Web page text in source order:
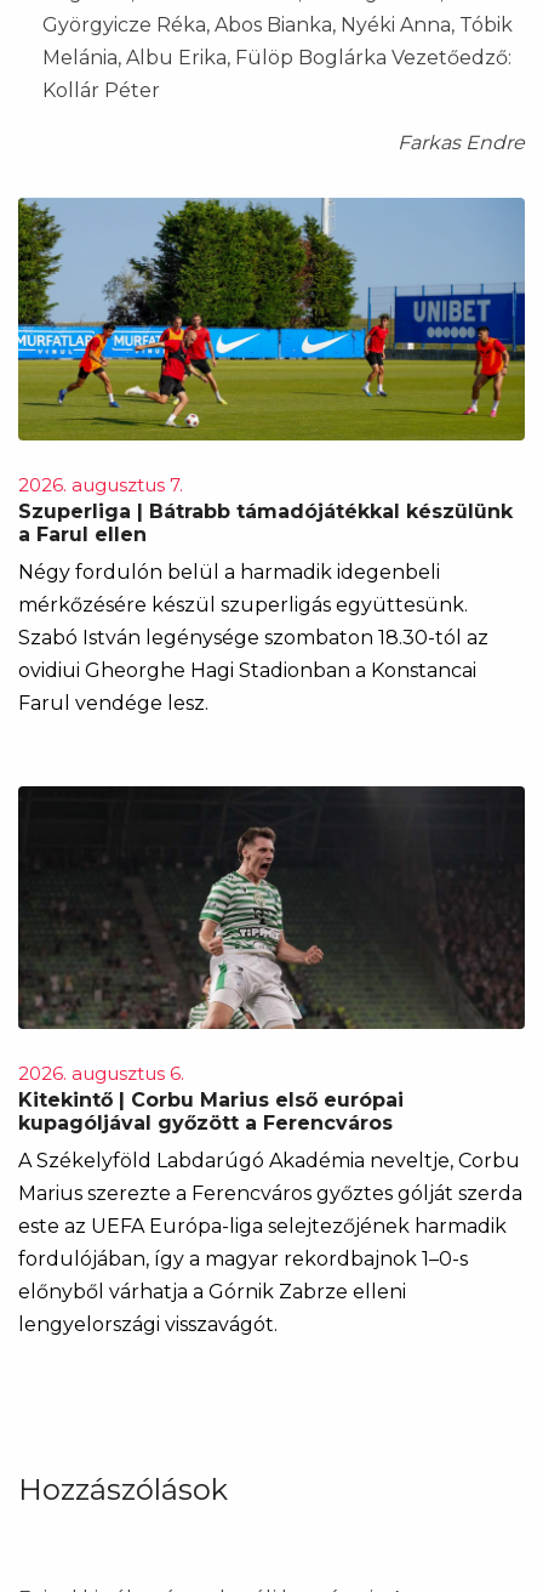
Györgyicze Réka, Abos Bianka, Nyéki Anna, Tóbik
Melánia, Albu Erika, Fülöp Boglárka Vezetőedző:
Kollár Péter
Farkas Endre
2026. augusztus 7.
Szuperliga | Bátrabb támadójátékkal készülünk
a Farul ellen
Négy fordulón belül a harmadik idegenbeli
mérkőzésére készül szuperligás együttesünk.
Szabó István legénysége szombaton 18.30-tól az
ovidiui Gheorghe Hagi Stadionban a Konstancai
Farul vendége lesz.
2026. augusztus 6.
Kitekintő | Corbu Marius első európai
kupagóljával győzött a Ferencváros
A Székelyföld Labdarúgó Akadémia neveltje, Corbu
Marius szerezte a Ferencváros győztes gólját szerda
este az UEFA Európa-liga selejtezőjének harmadik
fordulójában, így a magyar rekordbajnok 1–0-s
előnyből várhatja a Górnik Zabrze elleni
lengyelországi visszavágót.
Hozzászólások